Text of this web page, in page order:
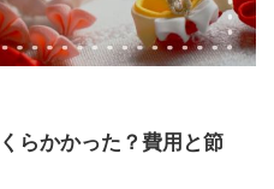
らかかった？費用と節